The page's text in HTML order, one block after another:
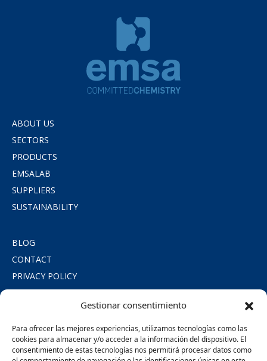
Gestionar consentimiento
Para ofrecer las mejores experiencias, utilizamos tecnologías como las
cookies para almacenar y/o acceder a la información del dispositivo. El
consentimiento de estas tecnologías nos permitirá procesar datos como
ABOUT US
SECTORS
PRODUCTS
EMSALAB
SUPPLIERS
SUSTAINABILITY
BLOG
CONTACT
PRIVACY POLICY
COOKIE POLICY
SOCIAL COMMITMENT